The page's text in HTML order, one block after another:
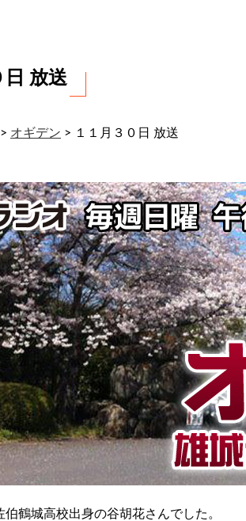
日 放送
> オギデン > １１月３０日 放送
鶴城高校出身の谷胡花さんでした。